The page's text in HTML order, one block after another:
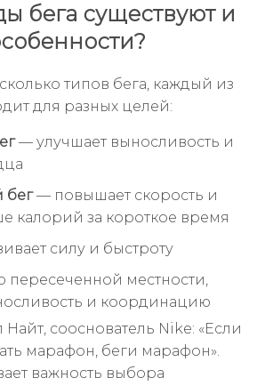
бега существуют и
типов бега, каждый из
для разных целей:
— улучшает выносливость и
бег— повышает скорость и
калорий за короткое время
силу и быстроту
пересеченной местности,
и координацию
Найт, сооснователь Nike: «Если
марафон, беги марафон».
важность выбора